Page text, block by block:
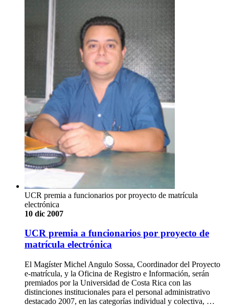
UCR premia a funcionarios por proyecto de matrícula
electrónica
10 dic 2007
UCR premia a funcionarios por proyecto de
matrícula electrónica
El Magíster Michel Angulo Sossa, Coordinador del Proyecto
e-matrícula, y la Oficina de Registro e Información, serán
premiados por la Universidad de Costa Rica con las
distinciones institucionales para el personal administrativo
destacado 2007, en las categorías individual y colectiva, …